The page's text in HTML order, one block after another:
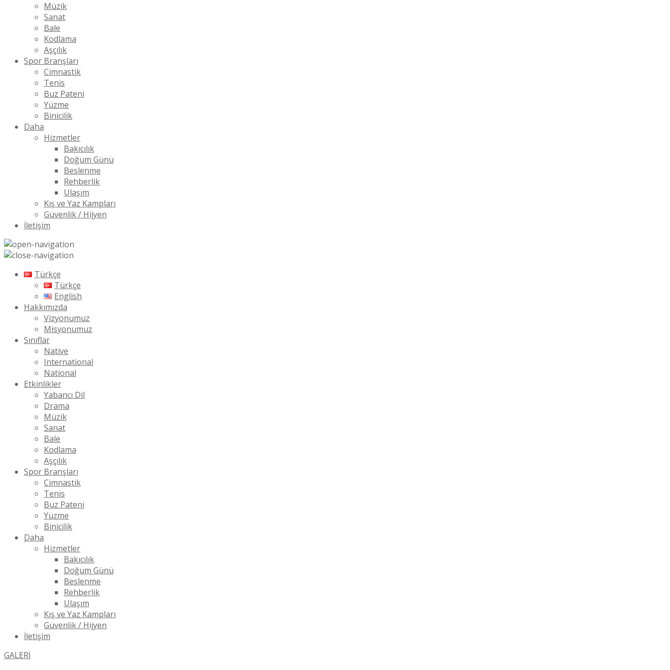
Müzik
Sanat
Bale
Kodlama
Aşçılık
Spor Branşları
Cimnastik
Tenis
Buz Pateni
Yüzme
Binicilik
Daha
Hizmetler
Bakıcılık
Doğum Günü
Beslenme
Rehberlik
Ulaşım
Kış ve Yaz Kampları
Güvenlik / Hijyen
İletişim
Türkçe
Türkçe
English
Hakkımızda
Vizyonumuz
Misyonumuz
Sınıflar
Native
International
National
Etkinlikler
Yabancı Dil
Drama
Müzik
Sanat
Bale
Kodlama
Aşçılık
Spor Branşları
Cimnastik
Tenis
Buz Pateni
Yüzme
Binicilik
Daha
Hizmetler
Bakıcılık
Doğum Günü
Beslenme
Rehberlik
Ulaşım
Kış ve Yaz Kampları
Güvenlik / Hijyen
İletişim
GALERİ